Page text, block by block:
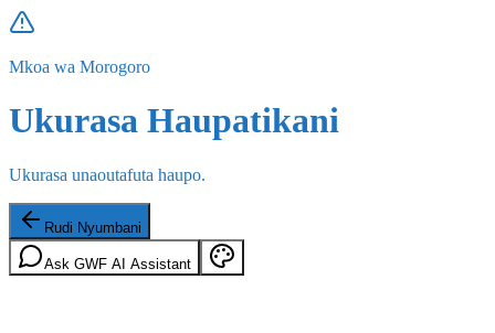
Mkoa wa Morogoro
Ukurasa Haupatikani
Ukurasa unaoutafuta haupo.
Rudi Nyumbani
Ask GWF AI Assistant